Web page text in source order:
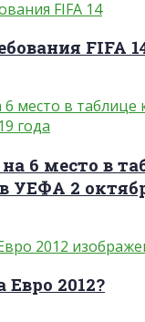
FIFA
6 место в
УЕФА 2
Евро 2012?